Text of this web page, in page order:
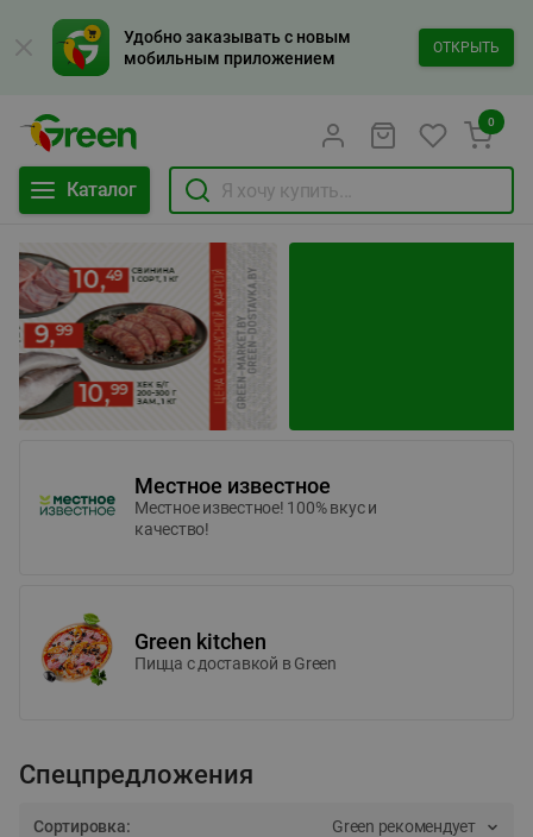
Удобно заказывать с новым
мобильным приложением
ОТКРЫТЬ
Каталог
0
Местное известное
Местное известное! 100% вкус и
качество!
Green kitchen
Пицца c доставкой в Green
Спецпредложения
Сортировка: Green рекомендует